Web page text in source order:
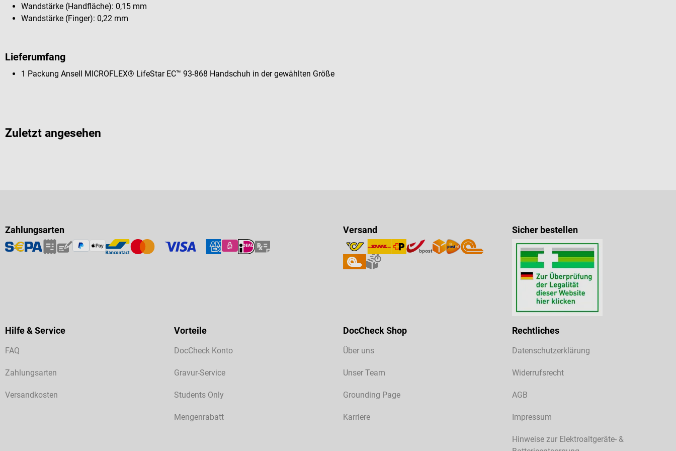
Wandstärke (Handfläche): 0,15 mm
Wandstärke (Finger): 0,22 mm
Lieferumfang
1 Packung Ansell MICROFLEX® LifeStar EC™ 93-868 Handschuh in der gewählten Größe
Zuletzt angesehen
Zahlungsarten Versand Sicher bestellen
Hilfe & Service
FAQ
Zahlungsarten
Versandkosten
Vorteile
DocCheck Konto
Gravur-Service
Students Only
Mengenrabatt
DocCheck Shop
Über uns
Unser Team
Grounding Page
Karriere
Rechtliches
Datenschutzerklärung
Widerrufsrecht
AGB
Impressum
Hinweise zur Elektroaltgeräte- &